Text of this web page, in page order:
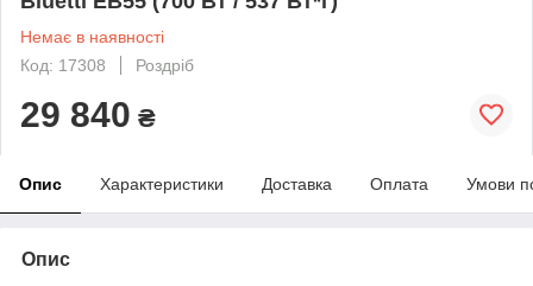
Немає в наявності
Код: 17308
Роздріб
29 840 ₴
Опис Характеристики Доставка Оплата Умови
Опис